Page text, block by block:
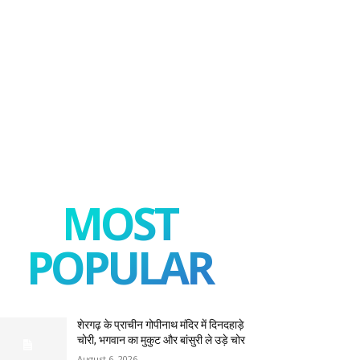
MOST
POPULAR
शेरगढ़ के प्राचीन गोपीनाथ मंदिर में दिनदहाड़े
चोरी, भगवान का मुकुट और बांसुरी ले उड़े चोर